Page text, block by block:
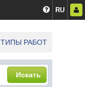
RU
ТИПЫ РАБОТ
Искать